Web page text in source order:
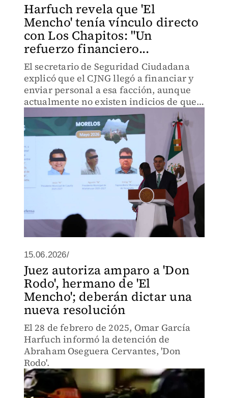
Harfuch revela que 'El
Mencho' tenía vínculo directo
con Los Chapitos: "Un
refuerzo financiero...
El secretario de Seguridad Ciudadana
explicó que el CJNG llegó a financiar y
enviar personal a esa facción, aunque
actualmente no existen indicios de que
la alianza continúe.
15.06.2026/
Juez autoriza amparo a 'Don
Rodo', hermano de 'El
Mencho'; deberán dictar una
nueva resolución
El 28 de febrero de 2025, Omar García
Harfuch informó la detención de
Abraham Oseguera Cervantes, 'Don
Rodo'.